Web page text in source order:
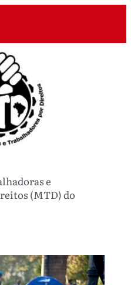
e
(MTD) do